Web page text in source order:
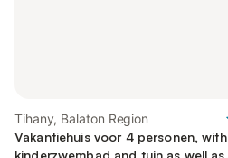
Tihany, Balaton Region
Vakantiehuis voor 4 personen, with
kinderzwembad and tuin as well as